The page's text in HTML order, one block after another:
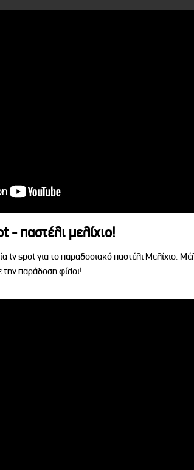
- παστέλι μελίχιο!
tv spot για το παραδοσιακό παστέλι Μελίχιο.
την παράδοση φίλοι!